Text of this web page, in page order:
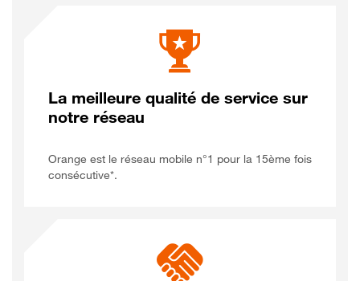
La meilleure qualité de service sur
notre réseau
Orange est le réseau mobile n°1 pour la 15ème fois
consécutive*.